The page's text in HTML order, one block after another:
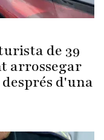
de 39
arrossegar
d'una